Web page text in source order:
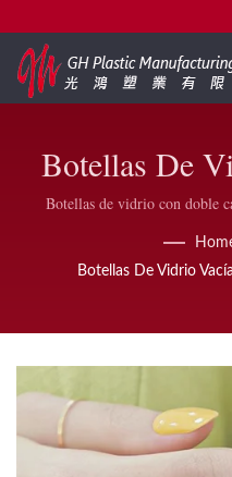
Botellas De
Uñas De
15ml
Botellas de vidrio con doble
uñas sensibles a la luz, sueros
degradación inducida por UV —
Botellas De Vidrio